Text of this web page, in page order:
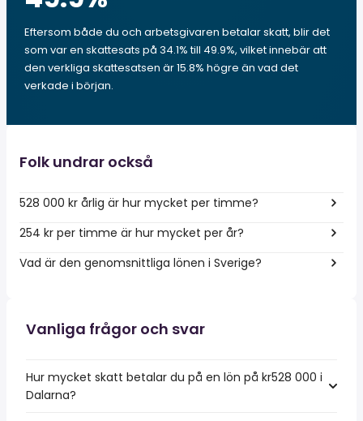
Eftersom både du och arbetsgivaren betalar skatt, blir det
som var en skattesats på 34.1% till 49.9%, vilket innebär att
den verkliga skattesatsen är 15.8% högre än vad det
verkade i början.
Folk undrar också
528 000 kr årlig är hur mycket per timme?
254 kr per timme är hur mycket per år?
Vad är den genomsnittliga lönen i Sverige?
Vanliga frågor och svar
Hur mycket skatt betalar du på en lön på kr528 000 i
Dalarna?